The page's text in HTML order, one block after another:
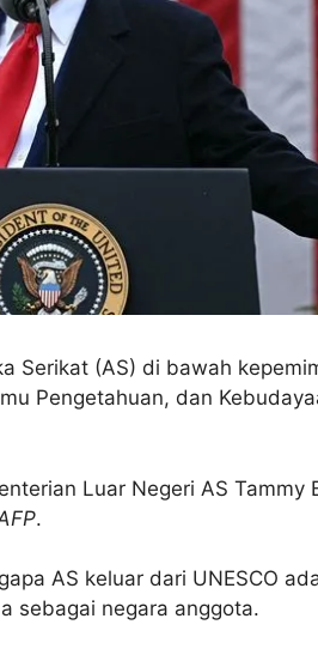
Serikat (AS) di bawah
Pengetahuan, dan
Luar Negeri AS Tammy
.
AS keluar dari UNESCO
sebagai negara anggota.